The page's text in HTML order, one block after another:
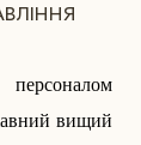
вищий